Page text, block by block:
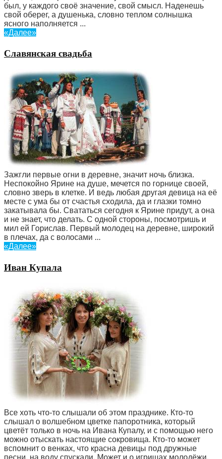
был, у каждого своё значение, свой смысл. Наденешь
свой оберег, а душенька, словно теплом солнышка
ясного наполняется ...
«Далее»
Славянская свадьба
Зажгли первые огни в деревне, значит ночь близка.
Неспокойно Ярине на душе, мечется по горнице своей,
словно зверь в клетке. И ведь любая другая девица на её
месте с ума бы от счастья сходила, да и глазки томно
закатывала бы. Свататься сегодня к Ярине придут, а она
и не знает, что делать. С одной стороны, посмотришь и
мил ей Горислав. Первый молодец на деревне, широкий
в плечах, да с волосами ...
«Далее»
Иван Купала
Все хоть что-то слышали об этом празднике. Кто-то
слышал о волшебном цветке папоротника, который
цветёт только в ночь на Ивана Купалу, и с помощью него
можно отыскать настоящие сокровища. Кто-то может
вспомнит о венках, что красна девицы под дружные